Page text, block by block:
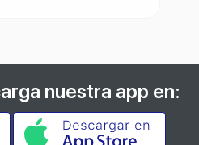
nuestra app en: